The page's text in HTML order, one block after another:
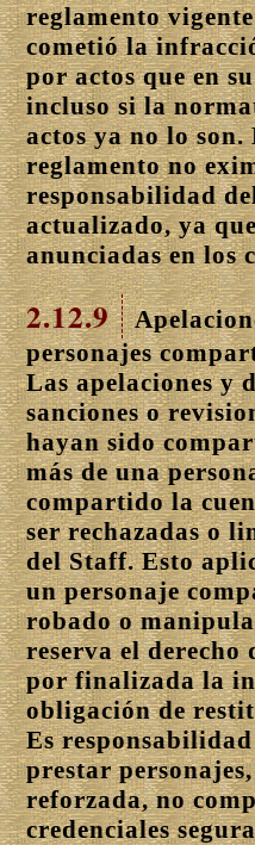
reglamento
cometió la
por actos que en
incluso si la
actos ya no lo
reglamento no
responsabilidad
actualizado, ya
anunciadas en los
2.12.9
personajes
Las apelaciones y
sanciones o
hayan sido
más de una
compartido la
ser rechazadas o
del Staff. Esto
un personaje
robado o
reserva el
por finalizada la
obligación de
Es
prestar
reforzada, no
credenciales